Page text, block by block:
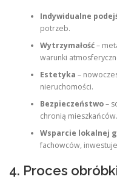
Indywidualne
potrzeb.
Wytrzymałość–
warunki
Estetyka –
nieruchomości.
Bezpieczeństwo–
chronią mieszkańców.
Wsparcie lokalnej
fachowców,
4. Proces